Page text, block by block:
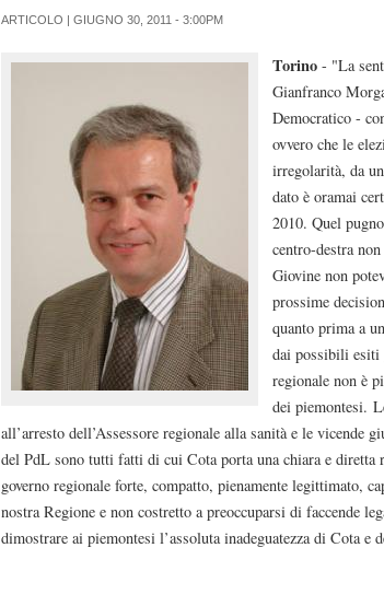
ARTICOLO | GIUGNO 30, 2011 - 3:00PM
Torino - "La
Gianfranco
Democratico -
ovvero che le
irregolarità, da
dato è oramai
2010. Quel
centro-destra
Giovine non
prossime
quanto prima a
dai possibili esiti
regionale non è
dei piemontesi.
all’arresto dell’Assessore regionale alla sanità e le vicende
del PdL sono tutti fatti di cui Cota porta una chiara e
governo regionale forte, compatto, pienamente legittimato,
nostra Regione e non costretto a preoccuparsi di faccende
dimostrare ai piemontesi l’assoluta inadeguatezza di Cota e